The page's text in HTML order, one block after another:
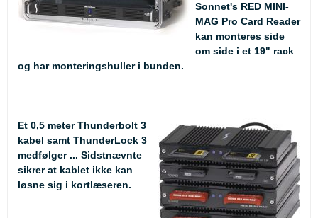
Sonnet's RED MINI-
MAG Pro Card Reader
kan monteres side
om side i et 19" rack
og har monteringshuller i bunden.
Et 0,5 meter Thunderbolt 3
kabel samt ThunderLock 3
medfølger ... Sidstnævnte
sikrer at kablet ikke kan
løsne sig i kortlæseren.